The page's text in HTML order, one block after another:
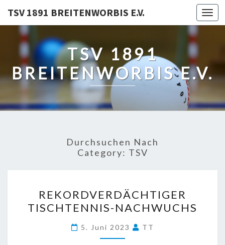
TSV 1891 BREITENWORBIS E.V.
TSV 1891
BREITENWORBIS E.V.
Durchsuchen Nach
Category: TSV
TISCHTENNIS-
NACHWUCHS
REKORDVERDÄCHTIGER
TISCHTENNIS-NACHWUCHS
5. Juni 2023 TT